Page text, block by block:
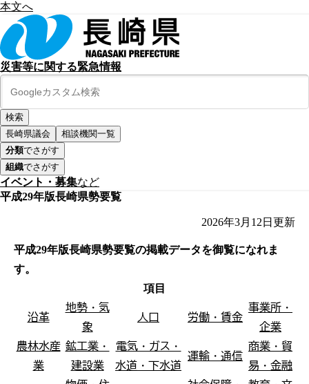
本文へ
災害等に関する緊急情報
長崎県議会
相談機関一覧
分類でさがす
組織でさがす
イベント・募集など
平成29年版長崎県勢要覧
2026年3月12日 更新
平成29年版長崎県勢要覧の掲載データを御覧になれま
す。
項目
沿革
地勢・気
象
人口 労働・賃金
事業所・
企業
農林水産
業
鉱工業・
建設業
電気・ガス・
水道・下水道
運輸・通信
商業・貿
易・金融